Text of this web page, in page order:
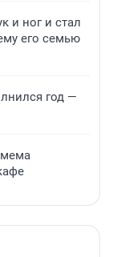
и ног и стал
его семью
год —
мема